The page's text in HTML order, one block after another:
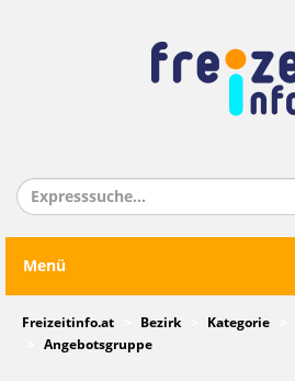
Menü
Freizeitinfo.at Bezirk Kategorie
Angebotsgruppe